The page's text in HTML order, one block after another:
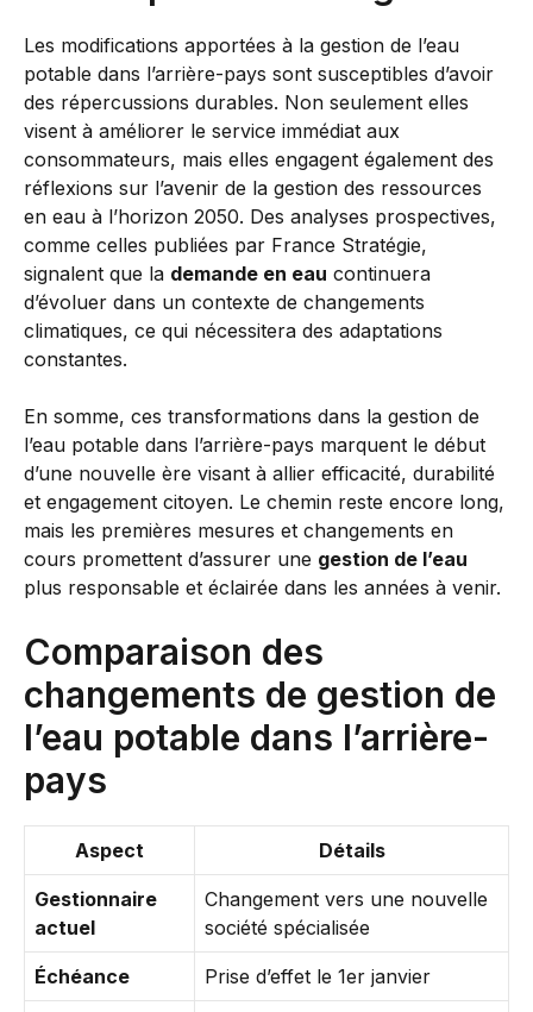
Les modifications apportées à la gestion de l’eau
potable dans l’arrière-pays sont susceptibles d’avoir
des répercussions durables. Non seulement elles
visent à améliorer le service immédiat aux
consommateurs, mais elles engagent également des
réflexions sur l’avenir de la gestion des ressources
en eau à l’horizon 2050. Des analyses prospectives,
comme celles publiées par France Stratégie,
signalent que la demande en eau continuera
d’évoluer dans un contexte de changements
climatiques, ce qui nécessitera des adaptations
constantes.
En somme, ces transformations dans la gestion de
l’eau potable dans l’arrière-pays marquent le début
d’une nouvelle ère visant à allier efficacité, durabilité
et engagement citoyen. Le chemin reste encore long,
mais les premières mesures et changements en
cours promettent d’assurer une gestion de l’eau
plus responsable et éclairée dans les années à venir.
Comparaison des
changements de gestion de
l’eau potable dans l’arrière-
pays
Aspect Détails
Gestionnaire
actuel
Changement vers une nouvelle
société spécialisée
Échéance Prise d’effet le 1er janvier